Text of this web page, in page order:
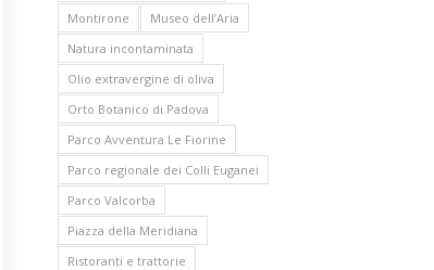
Montirone
Museo dell’Aria
Natura incontaminata
Olio extravergine di oliva
Orto Botanico di Padova
Parco Avventura Le Fiorine
Parco regionale dei Colli Euganei
Parco Valcorba
Piazza della Meridiana
Ristoranti e trattorie